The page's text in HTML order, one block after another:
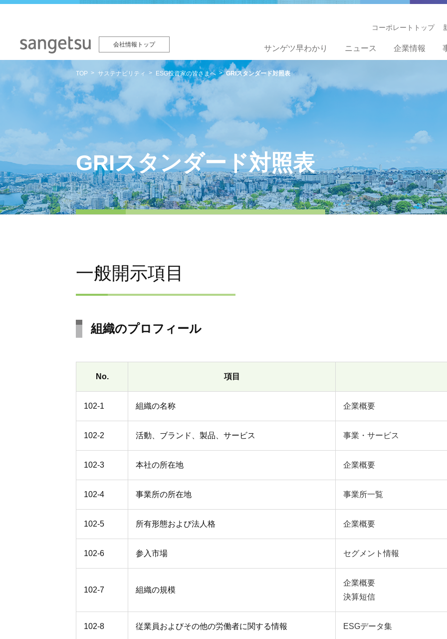
会社情報トップ サンゲツ早わかり ニュース 企業情報
コーポレートトップ
TOP サステナビリティ ESG投資家の皆さまへ GRIスタンダード対照表
GRIスタンダード対照表
一般開示項目
組織のプロフィール
No. 項目
102-1 組織の名称 企業概要
102-2 活動、ブランド、製品、サービス 事業・サービス
102-3 本社の所在地 企業概要
102-4 事業所の所在地 事業所一覧
102-5 所有形態および法人格 企業概要
102-6 参入市場 セグメント情報
102-7 組織の規模
企業概要
決算短信
102-8 従業員およびその他の労働者に関する情報 ESGデータ集